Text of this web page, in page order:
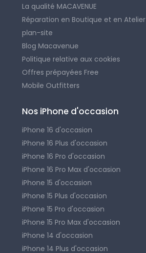
La qualité MACAVENUE
Réparation en Boutique et en Atelier
plan-site
Blog Macavenue
Politique relative aux cookies
Offres prépayées Free
Mobile Outfitters
Nos iPhone d'occasion
iPhone 16 d'occasion
iPhone 16 Plus d'occasion
iPhone 16 Pro d'occasion
iPhone 16 Pro Max d'occasion
iPhone 15 d'occasion
iPhone 15 Plus d'occasion
iPhone 15 Pro d'occasion
iPhone 15 Pro Max d'occasion
iPhone 14 d'occasion
iPhone 14 Plus d'occasion